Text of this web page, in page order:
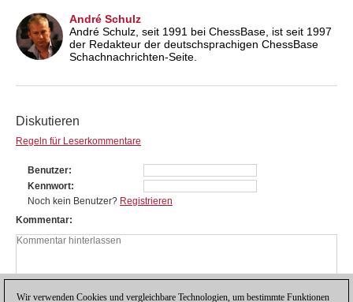
André Schulz
André Schulz, seit 1991 bei ChessBase, ist seit 1997
der Redakteur der deutschsprachigen ChessBase
Schachnachrichten-Seite.
Diskutieren
Regeln für Leserkommentare
Benutzer
Kennwort
Noch kein Benutzer? Registrieren
Kommentar
Wir verwenden Cookies und vergleichbare Technologien, um bestimmte Funktionen